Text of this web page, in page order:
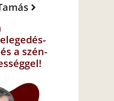
a szén-